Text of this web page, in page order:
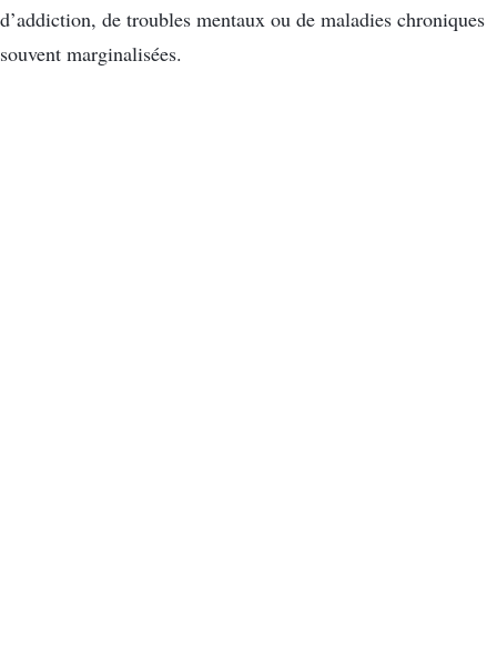
d’addiction, de troubles mentaux ou de maladies chroniques
souvent marginalisées.